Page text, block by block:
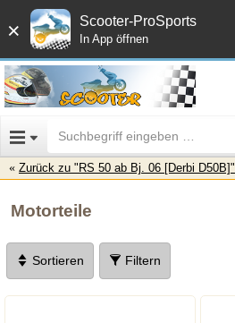
× Scooter-ProSports
In App öffnen
Zurück zu "RS 50 ab Bj. 06 [Derbi D50B]"
Motorteile
Sortieren Filtern